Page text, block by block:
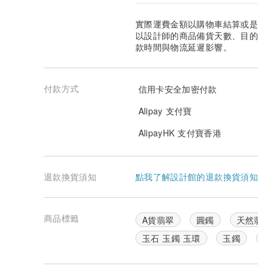
者可能要煩請繞道，小店經營名聲不容易，謝謝。
•惡意給予評論並且不讓小幫手處理的買家，我們有
實際運費金額以購物車結算或
以設計師的商品備貨天數、目
款時間與物流延遲影響。
付款方式
信用卡安全加密付款
Alipay 支付寶
AlipayHK 支付寶香港
退款換貨須知 點我了解設計館的退款換貨須知
商品標籤 A貨翡翠 圓鐲 天然
玉石 玉鐲 玉環
玉鐲